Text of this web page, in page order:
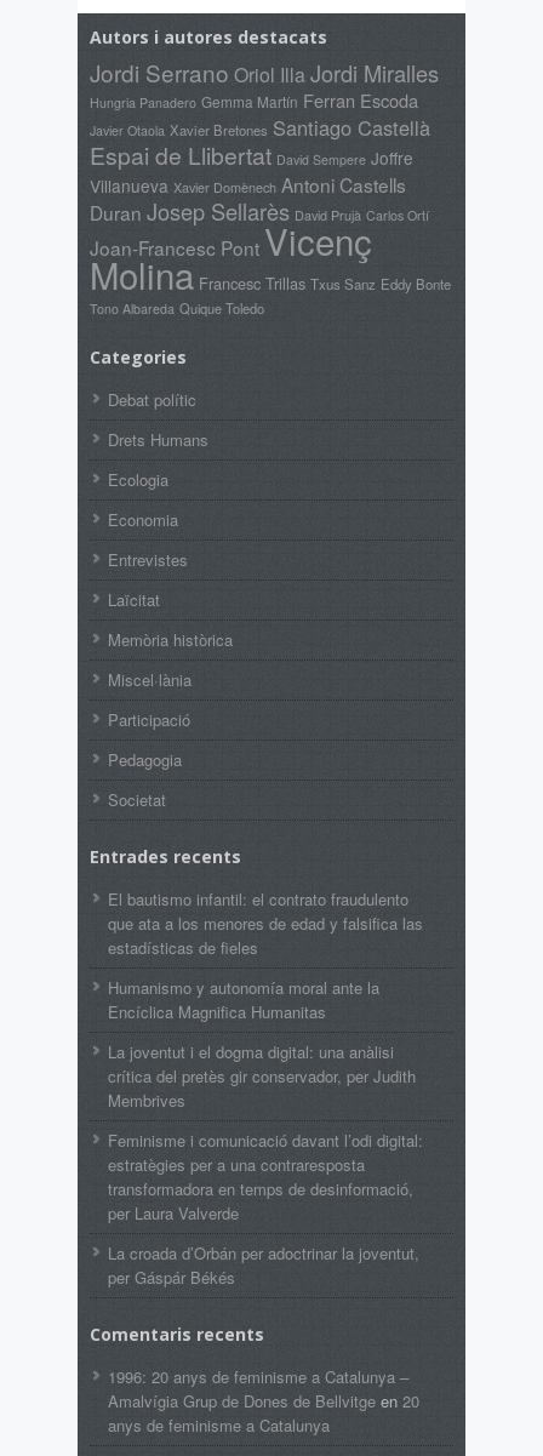
Autors i autores destacats
Jordi Serrano Oriol IllaJordi Miralles
Hungria Panadero Gemma Martín Ferran Escoda
Javier Otaola Xavier Bretones Santiago Castellà
Espai de Llibertat David Sempere Joffre
Villanueva Xavier Domènech Antoni Castells
Duran Josep Sellarès David Prujà Carlos Ortí
Joan-Francesc Pont Vicenç
Molina Francesc Trillas Txus Sanz Eddy Bonte
Tono Albareda Quique Toledo
Categories
Debat polític
Drets Humans
Ecologia
Economia
Entrevistes
Laïcitat
Memòria històrica
Miscel·lània
Participació
Pedagogia
Societat
Entrades recents
El bautismo infantil: el contrato fraudulento
que ata a los menores de edad y falsifica las
estadísticas de fieles
Humanismo y autonomía moral ante la
Encíclica Magnifica Humanitas
La joventut i el dogma digital: una anàlisi
crítica del pretès gir conservador, per Judith
Membrives
Feminisme i comunicació davant l’odi digital:
estratègies per a una contraresposta
transformadora en temps de desinformació,
per Laura Valverde
La croada d’Orbán per adoctrinar la joventut,
per Gáspár Békés
Comentaris recents
1996: 20 anys de feminisme a Catalunya –
Amalvígia Grup de Dones de Bellvitge en 20
anys de feminisme a Catalunya